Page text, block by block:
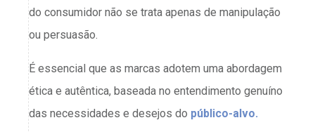
do consumidor não se trata apenas de manipulação
ou persuasão.
É essencial que as marcas adotem uma abordagem
ética e autêntica, baseada no entendimento genuíno
das necessidades e desejos do público-alvo.